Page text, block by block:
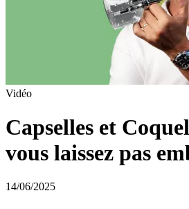
Vidéo
Capselles et
vous laissez pas
14/06/2025